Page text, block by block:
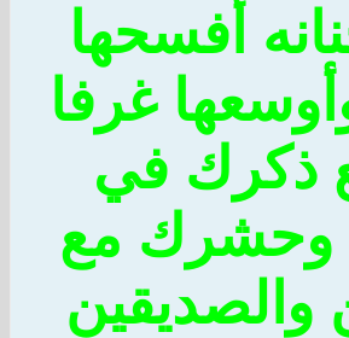
أفسحها
غرفا
ذكرك في
وحشرك مع
والصديقين